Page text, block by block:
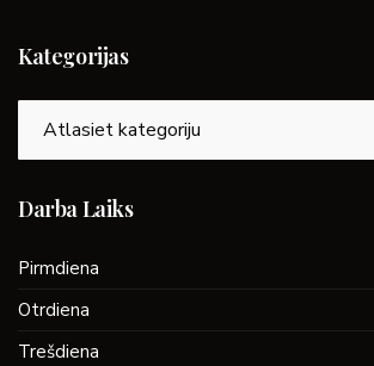
Kategorijas
Darba Laiks
Pirmdiena
Otrdiena
Trešdiena